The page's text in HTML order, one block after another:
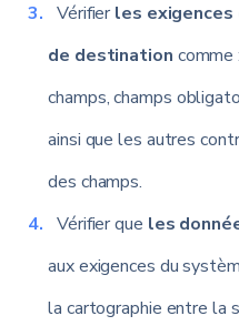
Vérifier les exigences
de destination comme
champs, champs
ainsi que les autres
des champs.
Vérifier que les
aux exigences du
la cartographie entre la